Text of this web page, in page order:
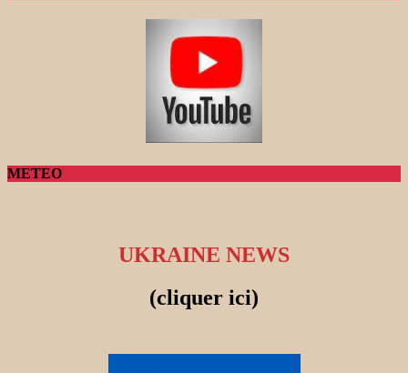
METEO
UKRAINE NEWS
(cliquer ici)